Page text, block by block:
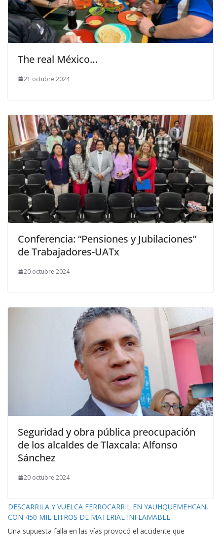
The real México…
21 octubre 2024
Conferencia: “Pensiones y Jubilaciones”
de Trabajadores-UATx
20 octubre 2024
Seguridad y obra pública preocupación
de los alcaldes de Tlaxcala: Alfonso
Sánchez
20 octubre 2024
DESCARRILA Y VUELCA FERROCARRIL EN YAUHQUEMEHCAN,
CON 450 MIL LITROS DE MATERIAL INFLAMABLE
Una supuesta falla en las vías provocó el accidente que